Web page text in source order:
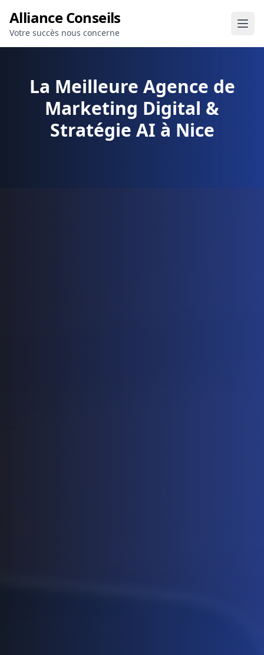
Alliance Conseils
Votre succès nous concerne
La Meilleure Agence de
Marketing Digital &
Stratégie AI à Nice